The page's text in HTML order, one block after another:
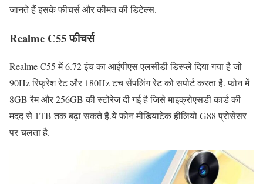
जानते हैं इसके फीचर्स और कीमत की डिटेल्स.
Realme C55 फीचर्स
Realme C55 में 6.72 इंच का आईपीएस एलसीडी डिस्प्ले दिया गया है जो
90Hz रिफ्रेश रेट और 180Hz टच सेंपलिंग रेट को सपोर्ट करता है. फोन में
8GB रैम और 256GB की स्टोरेज दी गई है जिसे माइक्रोएसडी कार्ड की
मदद से 1TB तक बढ़ा सकते हैं.ये फोन मीडियाटेक हीलियो G88 प्रोसेसर
पर चलता है.